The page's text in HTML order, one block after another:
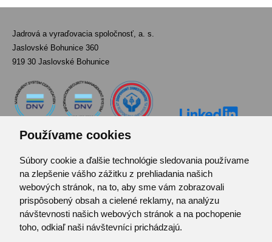
Používame cookies
Súbory cookie a ďalšie technológie sledovania používame
na zlepšenie vášho zážitku z prehliadania našich
webových stránok, na to, aby sme vám zobrazovali
prispôsobený obsah a cielené reklamy, na analýzu
návštevnosti našich webových stránok a na pochopenie
toho, odkiaľ naši návštevníci prichádzajú.
Jadrová a vyraďovacia spoločnosť, a. s.
Jaslovské Bohunice 360
919 30 Jaslovské Bohunice
Kontakt
Pozvánka do infocentra
Zoznam použitých skratiek
Mapa stránok
RSS